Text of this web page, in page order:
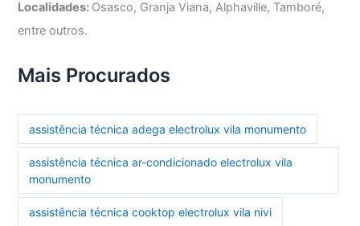
Localidades: Osasco, Granja Viana, Alphaville, Tamboré,
entre outros.
Mais Procurados
assistência técnica adega electrolux vila monumento
assistência técnica ar-condicionado electrolux vila
monumento
assistência técnica cooktop electrolux vila nivi